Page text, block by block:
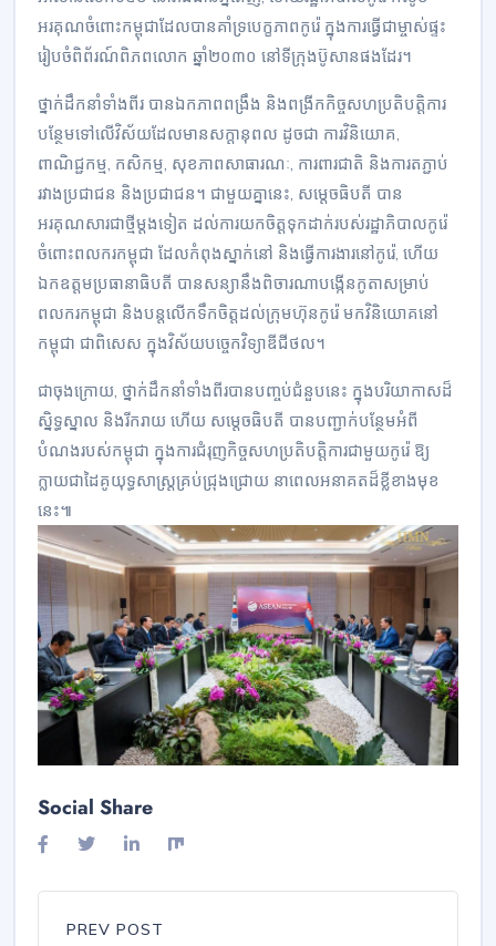
អរគុណចំពោះកម្ពុជាដែលបានគាំទ្របេក្ខភាពកូរ៉េ ក្នុងការធ្វើជាម្ចាស់ផ្ទះ
រៀបចំពិព័រណ៍ពិភពលោក ឆ្នាំ២០៣០ នៅទីក្រុងប៊ូសានផងដែរ។
ថ្នាក់ដឹកនាំទាំងពីរ បានឯកភាពពង្រឹង និងពង្រីកកិច្ចសហប្រតិបត្តិការ
បន្ថែមទៅលើវិស័យដែលមានសក្តានុពល ដូចជា ការវិនិយោគ,
ពាណិជ្ជកម្ម, កសិកម្ម, សុខភាពសាធារណៈ, ការពារជាតិ និងការតភ្ជាប់
រវាងប្រជាជន និងប្រជាជន។ ជាមួយគ្នានេះ, សម្តេចធិបតី បាន
អរគុណសារជាថ្មីម្តងទៀត ដល់ការយកចិត្តទុកដាក់របស់រដ្ឋាភិបាលកូរ៉េ
ចំពោះពលករកម្ពុជា ដែលកំពុងស្នាក់នៅ និងធ្វើការងារនៅកូរ៉េ, ហើយ
ឯកឧត្តមប្រធានាធិបតី បានសន្យានឹងពិចារណាបង្កើនកូតាសម្រាប់
ពលករកម្ពុជា និងបន្តលើកទឹកចិត្តដល់ក្រុមហ៊ុនកូរ៉េ មកវិនិយោគនៅ
កម្ពុជា ជាពិសេស ក្នុងវិស័យបច្ចេកវិទ្យាឌីជីថល។
ជាចុងក្រោយ, ថ្នាក់ដឹកនាំទាំងពីរបានបញ្ចប់ជំនួបនេះ ក្នុងបរិយាកាសដ៏
ស្និទ្ធស្នាល និងរីករាយ ហើយ សម្តេចធិបតី បានបញ្ជាក់បន្ថែមអំពី
បំណងរបស់កម្ពុជា ក្នុងការជំរុញកិច្ចសហប្រតិបត្តិការជាមួយកូរ៉េ ឱ្យ
ក្លាយជាដៃគូយុទ្ធសាស្រ្តគ្រប់ជ្រុងជ្រោយ នាពេលអនាគតដ៏ខ្លីខាងមុខ
នេះ៕
Social Share
PREV POST